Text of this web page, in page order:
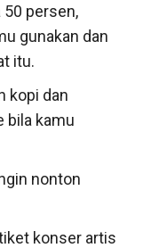
50 persen,
gunakan dan
itu.
kopi dan
bila kamu
nonton
konser artis